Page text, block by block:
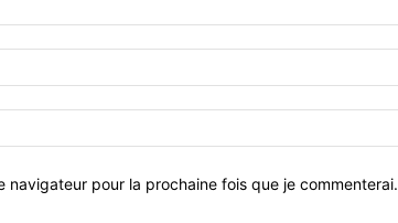
navigateur pour la prochaine fois que je commenterai.